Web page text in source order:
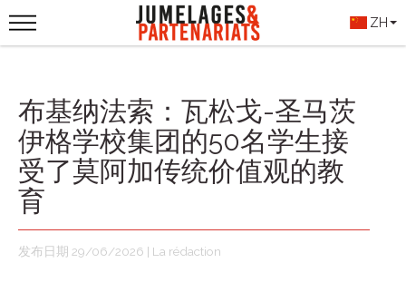
ZH
布基纳法索：瓦松戈-圣马茨
伊格学校集团的50名学生接
受了莫阿加传统价值观的教
育
发布日期 29/06/2026 | La rédaction